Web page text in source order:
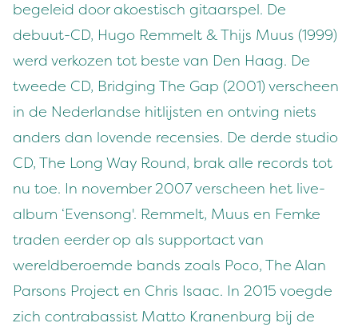
begeleid door akoestisch gitaarspel. De
debuut-CD, Hugo Remmelt & Thijs Muus (1999)
werd verkozen tot beste van Den Haag. De
tweede CD, Bridging The Gap (2001) verscheen
in de Nederlandse hitlijsten en ontving niets
anders dan lovende recensies. De derde studio
CD, The Long Way Round, brak alle records tot
nu toe. In november 2007 verscheen het live-
album ‘Evensong'. Remmelt, Muus en Femke
traden eerder op als supportact van
wereldberoemde bands zoals Poco, The Alan
Parsons Project en Chris Isaac. In 2015 voegde
zich contrabassist Matto Kranenburg bij de